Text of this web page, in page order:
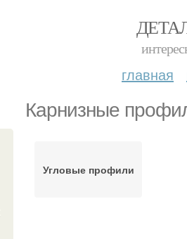
главная
Карнизные
Угловые профили